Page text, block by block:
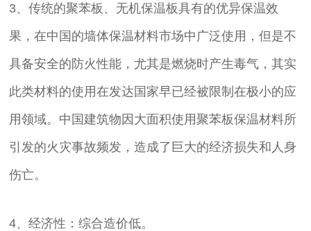
3、传统的聚苯板、无机保温板具有的优异保温效
果，在中国的墙体保温材料市场中广泛使用，但是不
具备安全的防火性能，尤其是燃烧时产生毒气，其实
此类材料的使用在发达国家早已经被限制在极小的应
用领域。中国建筑物因大面积使用聚苯板保温材料所
引发的火灾事故频发，造成了巨大的经济损失和人身
伤亡。
4、经济性：综合造价低。